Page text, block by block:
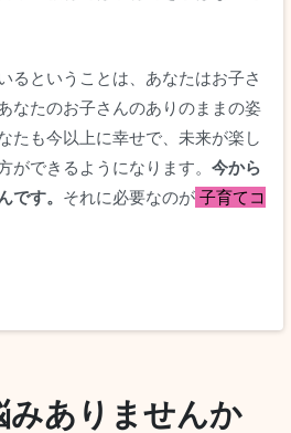
るということは、あなたはお子さ
なたのお子さんのありのままの姿
たも今以上に幸せで、未来が楽し
ができるようになります。 今から
です。 それに必要なのが子育てコ
みありませんか